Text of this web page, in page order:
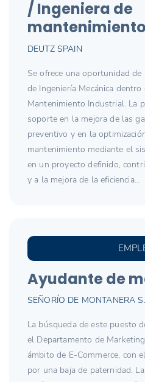
/ Ingeniera de
mantenimiento
DEUTZ SPAIN
Se ofrece una oportunidad
de Ingeniería Mecánica dentro
Mantenimiento Industrial. La
soporte en la mejora de las
preventivo y en la
mantenimiento mediante el
en un proyecto definido,
y a la mejora de la eficiencia...
Ayudante de
SEÑORÍO DE MONTANERA
La búsqueda de este puesto
el Departamento de
ámbito de E-Commerce, con
por una baja de paternidad.